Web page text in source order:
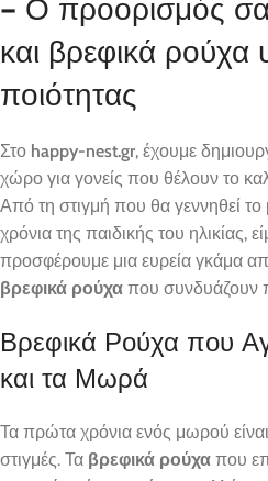
– Ο προορισμός
και βρεφικά ρούχα
ποιότητας
Στο happy-nest.gr, έχουμε
χώρο για γονείς που θέλουν το
Από τη στιγμή που θα γεννηθεί
χρόνια της παιδικής του ηλικίας,
προσφέρουμε μια ευρεία γκάμα
βρεφικά ρούχα που συνδυάζουν
Βρεφικά Ρούχα που
και τα Μωρά
Τα πρώτα χρόνια ενός μωρού
στιγμές. Τα βρεφικά ρούχα που